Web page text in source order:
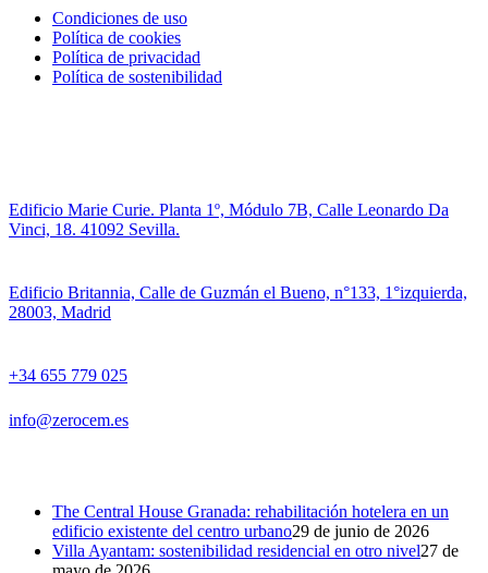
Condiciones de uso
Política de cookies
Política de privacidad
Política de sostenibilidad
Edificio Marie Curie. Planta 1º, Módulo 7B, Calle Leonardo Da
Vinci, 18. 41092 Sevilla.
Edificio Britannia, Calle de Guzmán el Bueno, n°133, 1°izquierda,
28003, Madrid
+34 655 779 025
info@zerocem.es
The Central House Granada: rehabilitación hotelera en un
edificio existente del centro urbano29 de junio de 2026
Villa Ayantam: sostenibilidad residencial en otro nivel27 de